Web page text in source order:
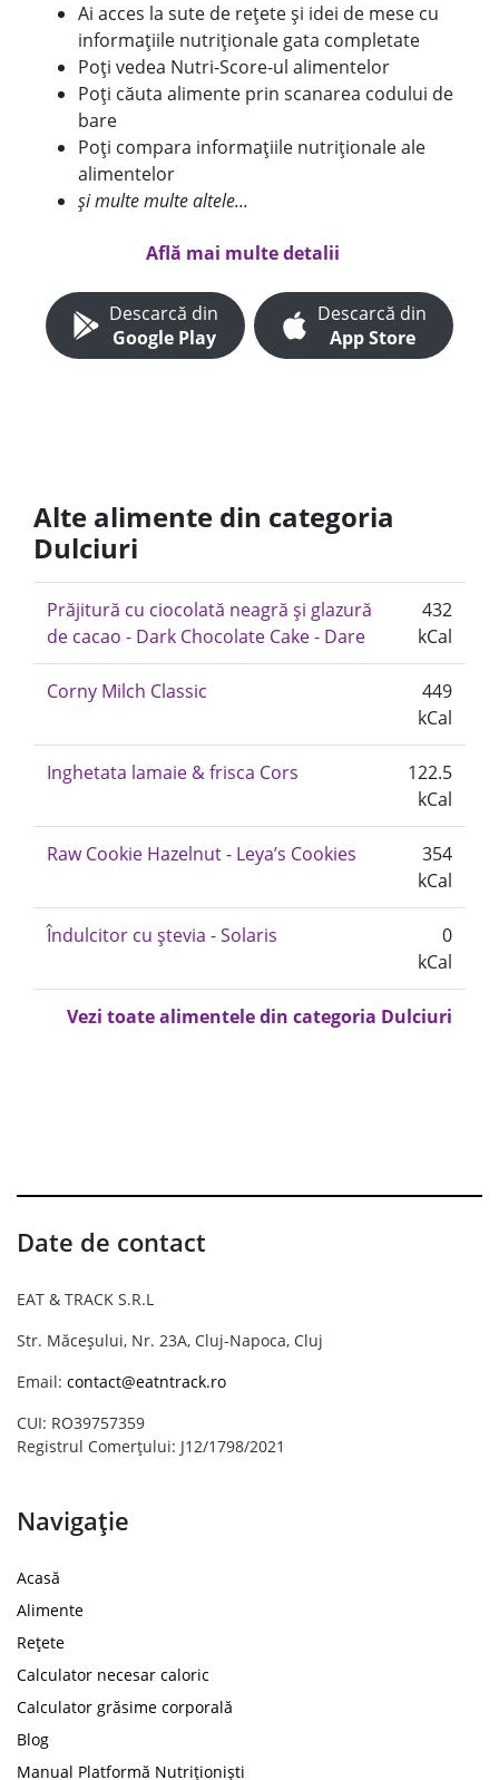
Ai acces la sute de rețete și idei de mese cu
informațiile nutriționale gata completate
Poți vedea Nutri-Score-ul alimentelor
Poți căuta alimente prin scanarea codului de
bare
Poți compara informațiile nutriționale ale
alimentelor
și multe multe altele...
Află mai multe detalii
Descarcă din
Google Play
Descarcă din
App Store
Alte alimente din categoria
Dulciuri
Prăjitură cu ciocolată neagră și glazură
de cacao - Dark Chocolate Cake - Dare
432
kCal
Corny Milch Classic
449
kCal
Inghetata lamaie & frisca Cors
122.5
kCal
Raw Cookie Hazelnut - Leya’s Cookies
354
kCal
Îndulcitor cu ștevia - Solaris
0
kCal
Vezi toate alimentele din categoria Dulciuri
Date de contact
EAT & TRACK S.R.L
Str. Măceșului, Nr. 23A, Cluj-Napoca, Cluj
Email: contact@eatntrack.ro
CUI: RO39757359
Registrul Comerțului: J12/1798/2021
Navigație
Acasă
Alimente
Rețete
Calculator necesar caloric
Calculator grăsime corporală
Blog
Manual Platformă Nutriționiști